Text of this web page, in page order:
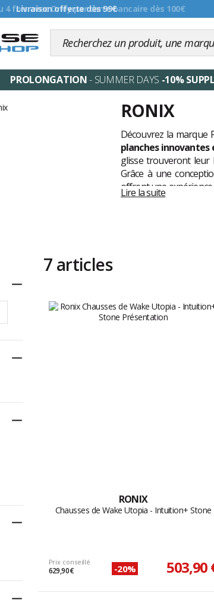
Livraison offerte dès 99€
PROLONGATION- SUMMER DAYS -10%
RONIX
Découvrez la marque
planches
glisse trouveront leur
Grâce à une
offrent une
la référence en matière
Lire la suite
Replier
Replier
Replier
Replier
Replier
7 articles
RONIX
Chausses de Wake Utopia - Intuition+ Stone
Prix conseillé
629,90 € -20% 503,90